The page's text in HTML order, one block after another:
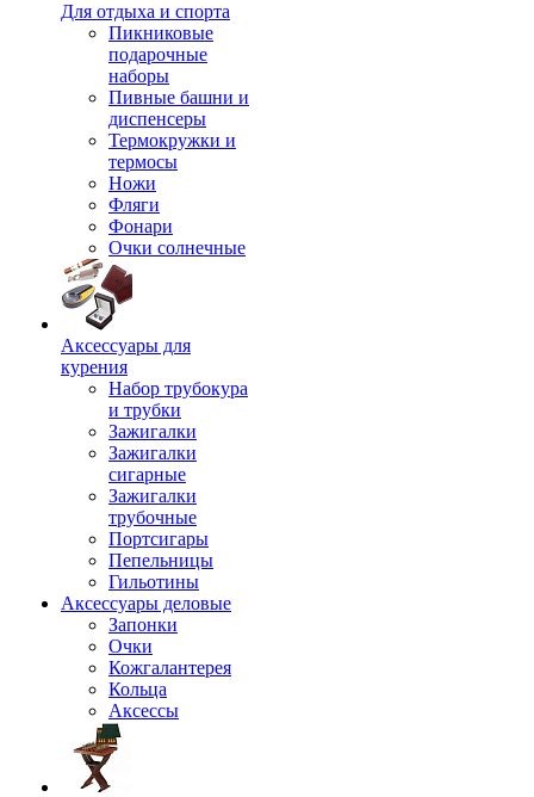
Для отдыха и спорта
Пикниковые
подарочные
наборы
Пивные башни и
диспенсеры
Термокружки и
термосы
Ножи
Фляги
Фонари
Очки солнечные
Аксессуары для
курения
Набор трубокура
и трубки
Зажигалки
Зажигалки
сигарные
Зажигалки
трубочные
Портсигары
Пепельницы
Гильотины
Аксессуары деловые
Запонки
Очки
Кожгалантерея
Кольца
Аксессы